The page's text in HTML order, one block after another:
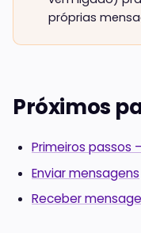
próprias
Próximos
Primeiros passos
Enviar mensagens
Receber